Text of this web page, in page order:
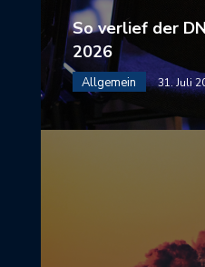
So verlief der
2026
Allgemein 31. Juli